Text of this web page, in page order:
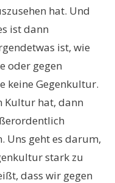
hat. Und
ist dann
ist, wie
oder gegen
keine Gegenkultur.
Kultur hat, dann
Uns geht es darum,
stark zu
dass wir gegen